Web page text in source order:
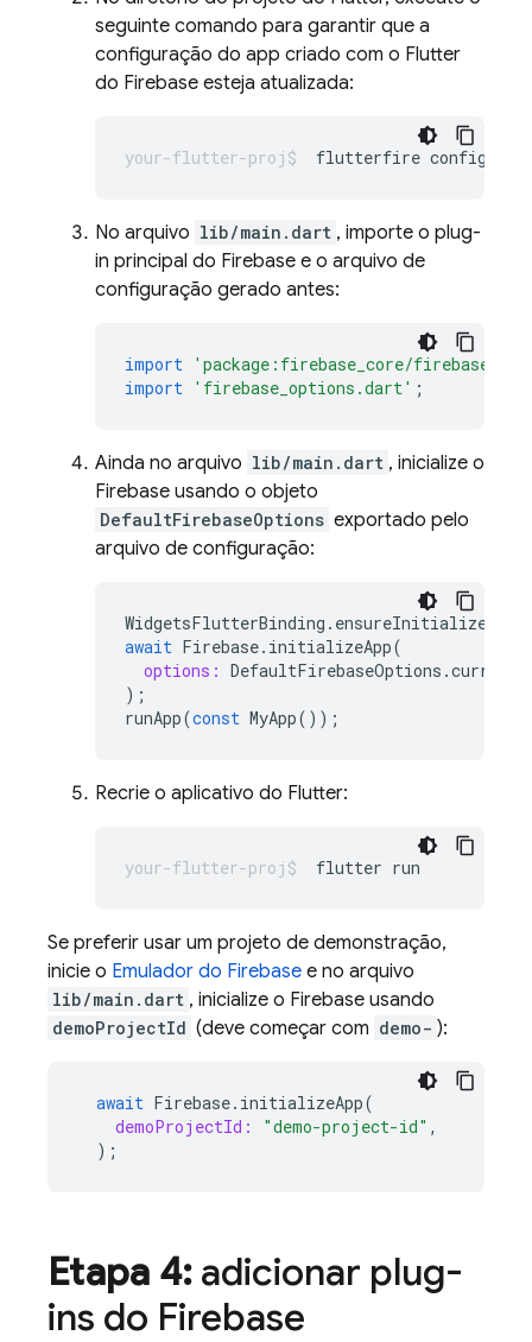
seguinte comando para garantir que a
configuração do app criado com o Flutter
do Firebase esteja atualizada:
flutterfire
No arquivo lib/main.dart , importe o plug-
in principal do Firebase e o arquivo de
configuração gerado antes:
import 'package:firebase_core/
import 'firebase_options.dart' ;
Ainda no arquivo lib/main.dart , inicialize o
Firebase usando o objeto
DefaultFirebaseOptions exportado pelo
arquivo de configuração:
WidgetsFlutterBinding . ensureInitialized
await Firebase. initializeApp(
options: DefaultFirebaseOptions .
);
runApp(const MyApp());
Recrie o aplicativo do Flutter:
flutter
Se preferir usar um projeto de demonstração,
inicie o Emulador do Firebase e no arquivo
lib/main.dart , inicialize o Firebase usando
demoProjectId (deve começar com demo- ):
await Firebase. initializeApp(
demoProjectId:
"demo-project-id" ,
);
Etapa 4: adicionar plug-
ins do Firebase